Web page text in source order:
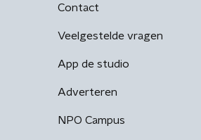
Contact
Veelgestelde vragen
App de studio
Adverteren
NPO Campus